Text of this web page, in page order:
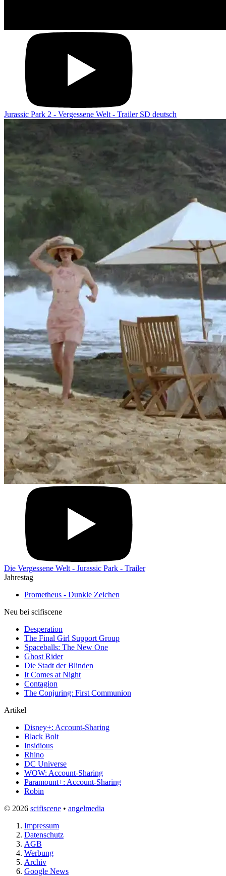
Jurassic Park 2 - Vergessene Welt - Trailer SD deutsch
Die Vergessene Welt - Jurassic Park - Trailer
Jahrestag
Prometheus - Dunkle Zeichen
Neu bei scifiscene
Desperation
The Final Girl Support Group
Spaceballs: The New One
Ghost Rider
Die Stadt der Blinden
It Comes at Night
Contagion
The Conjuring: First Communion
Artikel
Disney+: Account-Sharing
Black Bolt
Insidious
Rhino
DC Universe
WOW: Account-Sharing
Paramount+: Account-Sharing
Robin
© 2026 scifiscene • angelmedia
Impressum
Datenschutz
AGB
Werbung
Archiv
Google News